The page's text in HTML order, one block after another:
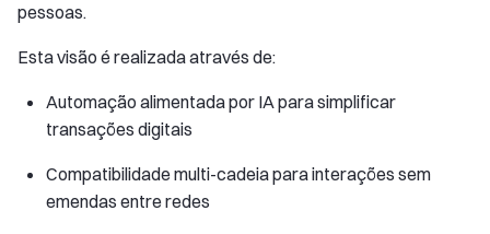
pessoas.
Esta visão é realizada através de:
Automação alimentada por IA para simplificar
transações digitais
Compatibilidade multi-cadeia para interações sem
emendas entre redes